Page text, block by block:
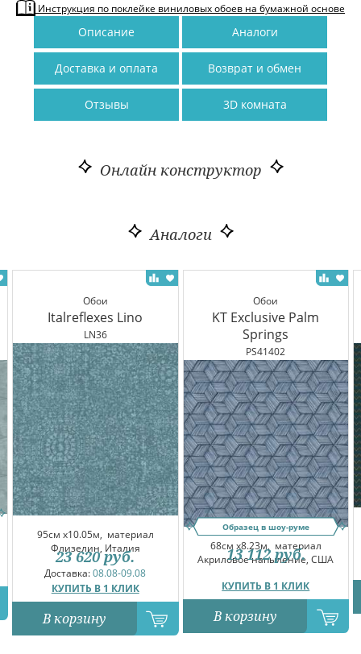
Инструкция по поклейке виниловых обоев на бумажной основе
Описание Аналоги
Доставка и оплата Возврат и обмен
Отзывы 3D комната
Онлайн конструктор
Аналоги
Обои
Italreflexes Lino
LN36
95см x10.05м, материал
Флизелин, Италия
Доставка:08.08-09.08
КУПИТЬ В 1 КЛИК
23 620 руб.
В корзину
Обои
KT Exclusive Palm
Springs
PS41402
Образец в шоу-руме
68см x8.23м, материал
Акриловое напыление, США
КУПИТЬ В 1 КЛИК
13 112 руб.
В корзину